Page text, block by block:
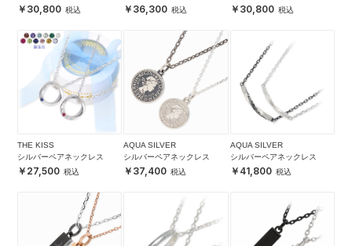
30,800 36,300 30,800
THE KISS
シルバーペアネックレス
27,500
AQUA SILVER
シルバーペアネックレス
37,400
AQUA SILVER
シルバーペアネックレス
41,800